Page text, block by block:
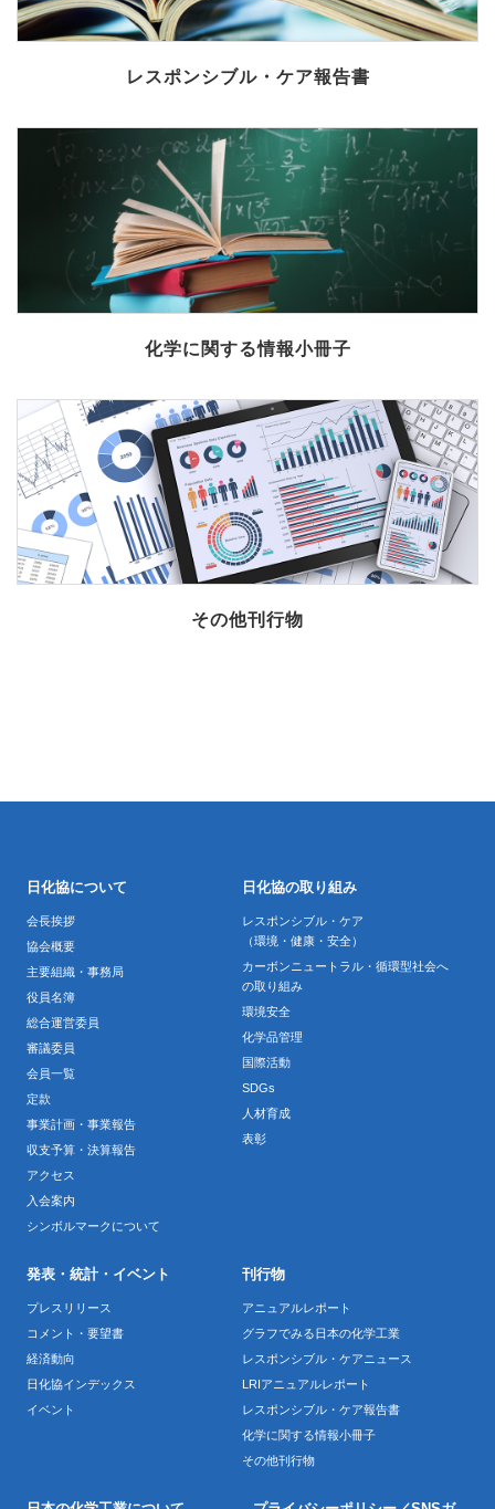
レスポンシブル・ケア報告書
化学に関する情報小冊子
その他刊行物
日化協について
会長挨拶
協会概要
主要組織・事務局
役員名簿
総合運営委員
審議委員
会員一覧
定款
事業計画・事業報告
収支予算・決算報告
アクセス
入会案内
シンボルマークについて
日化協の取り組み
レスポンシブル・ケア
（環境・健康・安全）
カーボンニュートラル・循環型社会へ
の取り組み
環境安全
化学品管理
国際活動
SDGs
人材育成
表彰
発表・統計・イベント
プレスリリース
コメント・要望書
経済動向
日化協インデックス
イベント
刊行物
アニュアルレポート
グラフでみる日本の化学工業
レスポンシブル・ケアニュース
LRIアニュアルレポート
レスポンシブル・ケア報告書
化学に関する情報小冊子
その他刊行物